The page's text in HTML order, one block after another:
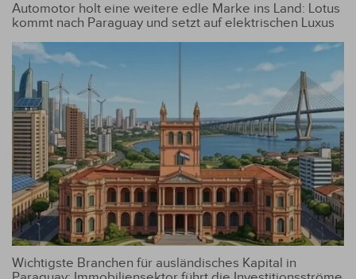
Automotor holt eine weitere edle Marke ins Land: Lotus
kommt nach Paraguay und setzt auf elektrischen Luxus
Wichtigste Branchen für ausländisches Kapital in